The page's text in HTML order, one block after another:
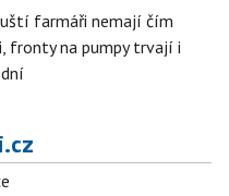
farmáři nemají čím
fronty na pumpy trvají i